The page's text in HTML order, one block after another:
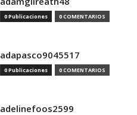
0 Publicaciones 0 COMENTARIOS
adapasco9045517
0 Publicaciones 0 COMENTARIOS
adelinefoos2599